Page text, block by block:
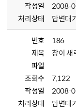
작성일
2008-
처리상태
답변대
번호
186
제목
창이 새
파일
조회수
7,122
작성일
2008-
처리상태
답변대